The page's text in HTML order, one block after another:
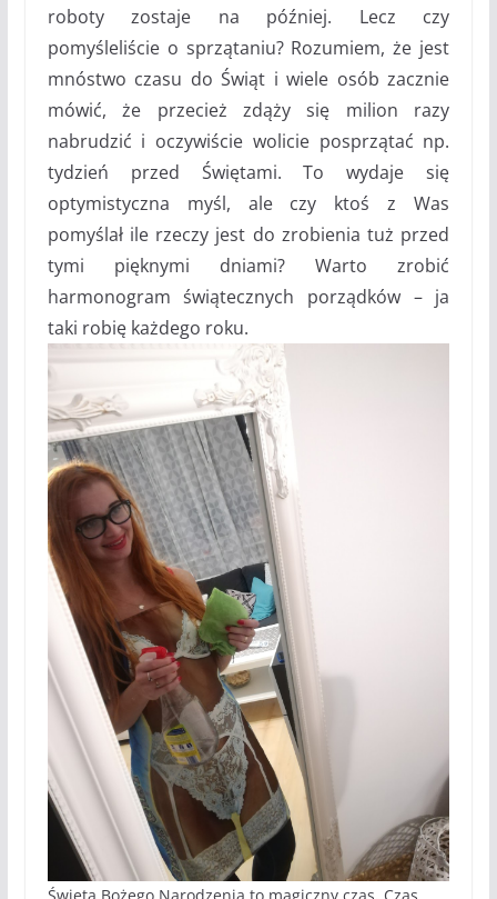
roboty zostaje na później. Lecz czy
pomyśleliście o sprzątaniu? Rozumiem, że jest
mnóstwo czasu do Świąt i wiele osób zacznie
mówić, że przecież zdąży się milion razy
nabrudzić i oczywiście wolicie posprzątać np.
tydzień przed Świętami. To wydaje się
optymistyczna myśl, ale czy ktoś z Was
pomyślał ile rzeczy jest do zrobienia tuż przed
tymi pięknymi dniami? Warto zrobić
harmonogram świątecznych porządków – ja
taki robię każdego roku.